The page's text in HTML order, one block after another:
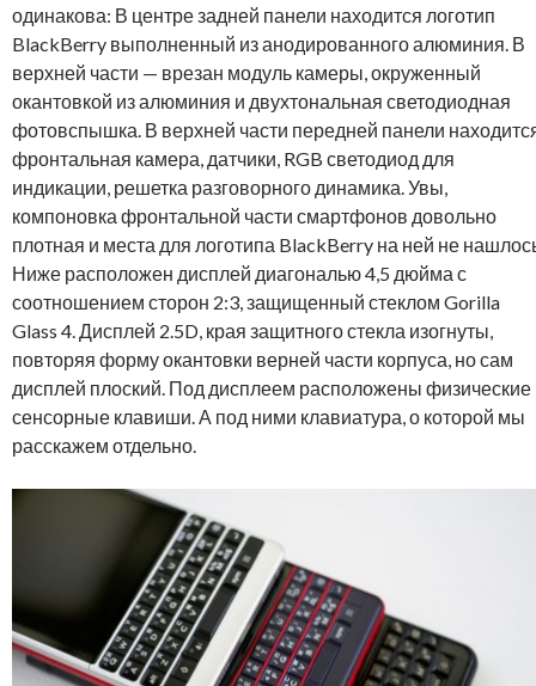
одинакова: В центре задней панели находится логотип
BlackBerry выполненный из анодированного алюминия. В
верхней части — врезан модуль камеры, окруженный
окантовкой из алюминия и двухтональная светодиодная
фотовспышка. В верхней части передней панели
фронтальная камера, датчики, RGB светодиод для
индикации, решетка разговорного динамика. Увы,
компоновка фронтальной части смартфонов довольно
плотная и места для логотипа BlackBerry на ней не
Ниже расположен дисплей диагональю 4,5 дюйма с
соотношением сторон 2:3, защищенный стеклом Gorilla
Glass 4. Дисплей 2.5D, края защитного стекла изогнуты,
повторяя форму окантовки верней части корпуса, но сам
дисплей плоский. Под дисплеем расположены физические
сенсорные клавиши. А под ними клавиатура, о которой мы
расскажем отдельно.